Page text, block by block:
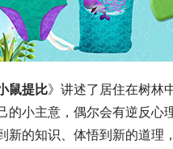
鼠提比》讲述了居住在树林
的小主意，偶尔会有逆反心
新的知识、体悟到新的道理